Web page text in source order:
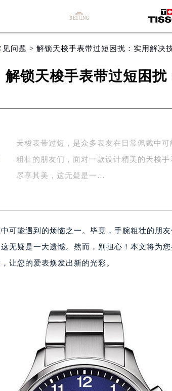
见问题 > 解锁天梭手表带过短困扰：实用解决
解锁天梭手表带过短困扰
天梭表带过短，是众多表友在日常佩戴中
粗壮的朋友们，面对一款设计精美的天梭
尽享其美，这无疑是一…
可能遇到的烦恼之一。毕竟，手腕粗壮的朋
无疑是一大遗憾。然而，别担心！本文将为
让您的爱表焕发出新的光彩。